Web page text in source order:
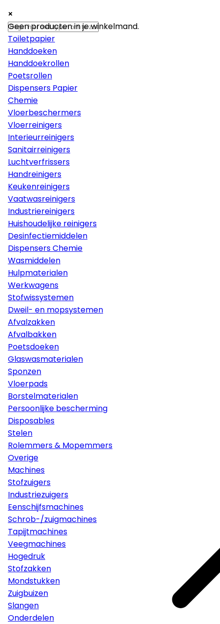
×
Papier
Toiletpapier
Handdoeken
Handdoekrollen
Poetsrollen
Dispensers Papier
Chemie
Vloerbeschermers
Vloerreinigers
Interieurreinigers
Sanitairreinigers
Luchtverfrissers
Handreinigers
Keukenreinigers
Vaatwasreinigers
Industriereinigers
Huishoudelijke reinigers
Desinfectiemiddelen
Dispensers Chemie
Wasmiddelen
Hulpmaterialen
Werkwagens
Stofwissystemen
Dweil- en mopsystemen
Afvalzakken
Afvalbakken
Poetsdoeken
Glaswasmaterialen
Sponzen
Vloerpads
Borstelmaterialen
Persoonlijke bescherming
Disposables
Stelen
Rolemmers & Mopemmers
Overige
Machines
Stofzuigers
Industriezuigers
Eenschijfsmachines
Schrob-/zuigmachines
Tapijtmachines
Veegmachines
Hogedruk
Stofzakken
Mondstukken
Zuigbuizen
Slangen
Onderdelen
×
×
Geen producten in je winkelmand.